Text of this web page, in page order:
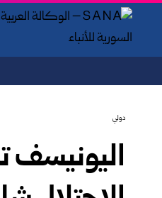
دولي
اليونيسف